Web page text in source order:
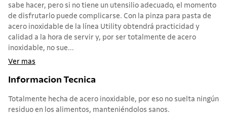
sabe hacer, pero si no tiene un utensilio adecuado, el momento
de disfrutarlo puede complicarse. Con la pinza para pasta de
acero inoxidable de la línea Utility obtendrá practicidad y
calidad a la hora de servir y, por ser totalmente de acero
inoxidable, no sue...
Ver mas
Informacion Tecnica
Totalmente hecha de acero inoxidable, por eso no suelta ningún
residuo en los alimentos, manteniéndolos sanos.